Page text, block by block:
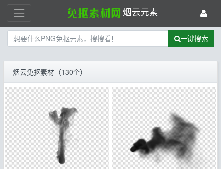
烟云元素
一键搜索
烟云免抠素材（130个）